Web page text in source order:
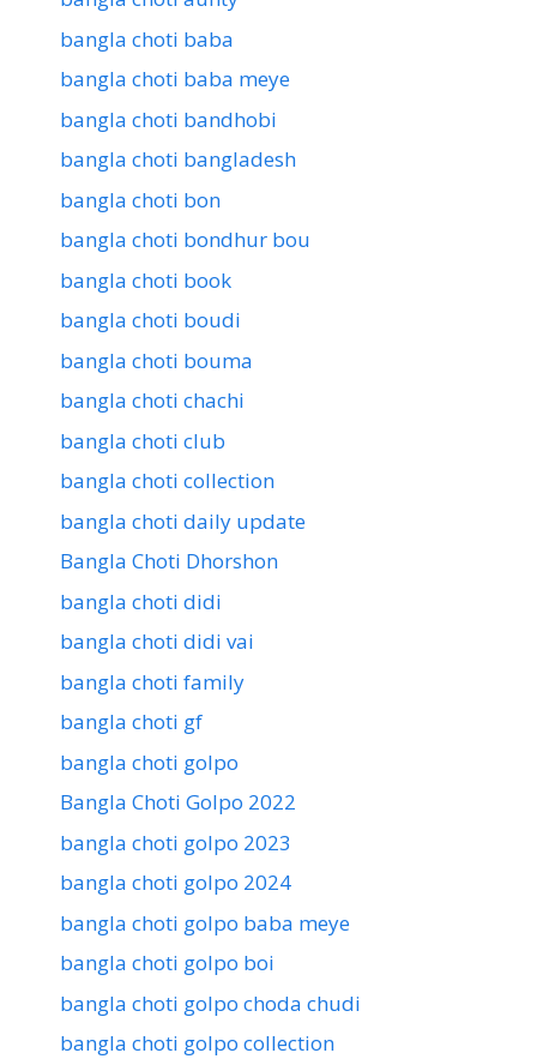
bangla choti baba
bangla choti baba meye
bangla choti bandhobi
bangla choti bangladesh
bangla choti bon
bangla choti bondhur bou
bangla choti book
bangla choti boudi
bangla choti bouma
bangla choti chachi
bangla choti club
bangla choti collection
bangla choti daily update
Bangla Choti Dhorshon
bangla choti didi
bangla choti didi vai
bangla choti family
bangla choti gf
bangla choti golpo
Bangla Choti Golpo 2022
bangla choti golpo 2023
bangla choti golpo 2024
bangla choti golpo baba meye
bangla choti golpo boi
bangla choti golpo choda chudi
bangla choti golpo collection